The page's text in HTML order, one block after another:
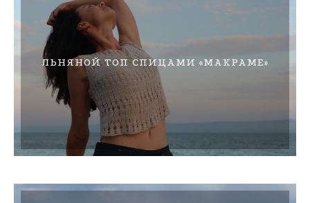
ЛЬНЯНОЙ ТОП СПИЦАМИ «МАКРАМЕ»